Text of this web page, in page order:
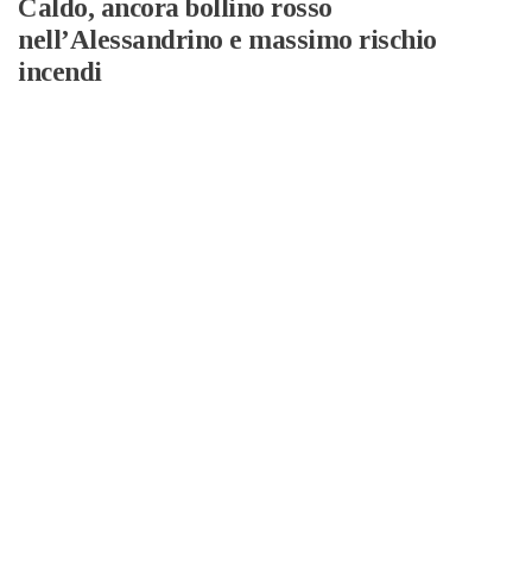
Caldo, ancora bollino rosso
nell’Alessandrino e massimo rischio
incendi